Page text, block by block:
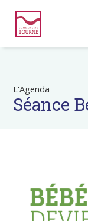
L'Agenda
Séance